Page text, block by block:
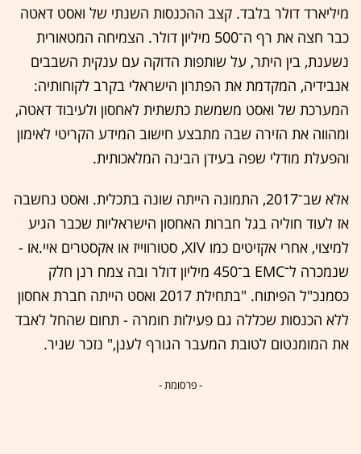
מיליארד דולר בלבד. קצב ההכנסות השנתי של ואסט דאטה
כבר חצה את רף ה־500 מיליון דולר. הצמיחה המטאורית
נשענת, בין היתר, על שותפות הדוקה עם ענקית השבבים
אנבידיה, המקדמת את הפתרון הישראלי בקרב לקוחותיה:
המערכת של ואסט משמשת כתשתית לאחסון ולעיבוד דאטה,
ומהווה את הזירה שבה מתבצע חישוב המידע הקריטי לאימון
והפעלת מודלי שפה בעידן הבינה המלאכותית.
אלא שב־2017, התמונה הייתה שונה בתכלית. ואסט נחשבה
אז לעוד חוליה בגל חברות האחסון הישראליות שכבר הגיע
למיצוי, אחרי אקזיטים כמו XIV, סטורווייז או אקסטרים איי.או -
שנמכרה ל־EMC ב־450 מיליון דולר ובה צמח רנן חלק
כסמנכ"ל הפיתוח. "בתחילת 2017 ואסט הייתה חברת אחסון
ללא הכנסות שכללה גם פעילות חומרה - תחום שהחל לאבד
את המומנטום לטובת המעבר הגורף לענן," נזכר שניר.
- פרסומת -